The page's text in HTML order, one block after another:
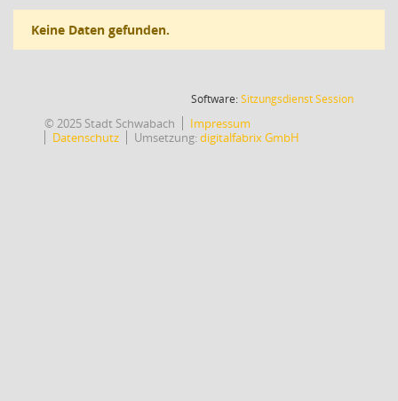
Keine Daten gefunden.
Software:SitzungsdienstSession(Wird in
© 2025 Stadt Schwabach
Impressum
Datenschutz
Umsetzung:digitalfabrix GmbH